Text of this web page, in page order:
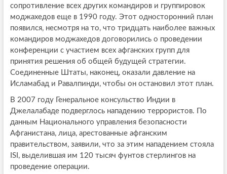
сопротивление всех других командиров и группировок
моджахедов еще в 1990 году. Этот односторонний план
появился, несмотря на то, что тридцать наиболее важных
командиров моджахедов договорились о проведении
конференции с участием всех афганских групп для
принятия решения об общей будущей стратегии.
Соединенные Штаты, наконец, оказали давление на
Исламабад и Равалпинди, чтобы он остановил этот план.
В 2007 году Генеральное консульство Индии в
Джелалабаде подверглось нападению террористов. По
данным Национального управления безопасности
Афганистана, лица, арестованные афганским
правительством, заявили, что за этим нападением стояла
ISI, выделившая им 120 тысяч фунтов стерлингов на
проведение операции.